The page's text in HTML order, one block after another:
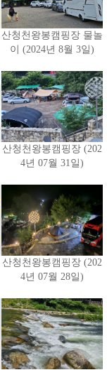
산청천왕봉캠핑장 물놀
이 (2024년 8월 3일)
산청천왕봉캠핑장 (202
4년 07월 31일)
산청천왕봉캠핑장 (202
4년 07월 28일)